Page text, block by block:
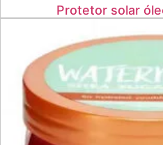
Protetor solar